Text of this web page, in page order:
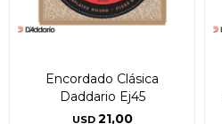
Encordado Clásica
Daddario Ej45
USD 21,00